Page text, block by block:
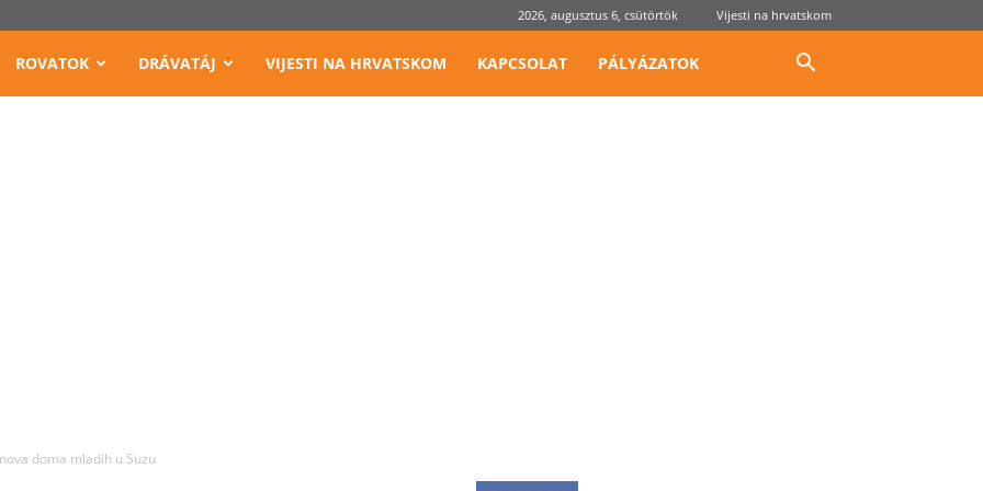
2026, augusztus 6, csütörtök Vijesti na hrvatskom
ROVATOK DRÁVATÁJ VIJESTI NA HRVATSKOM KAPCSOLAT PÁLYÁZATOK
doma mladih u Suzu